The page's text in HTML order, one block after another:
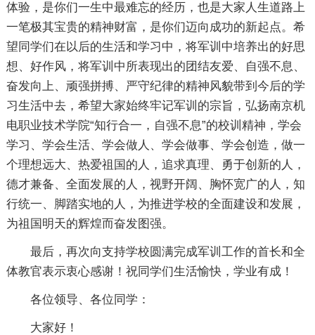
体验，是你们一生中最难忘的经历，也是大家人生道路上
一笔极其宝贵的精神财富，是你们迈向成功的新起点。希
望同学们在以后的生活和学习中，将军训中培养出的好思
想、好作风，将军训中所表现出的团结友爱、自强不息、
奋发向上、顽强拼搏、严守纪律的精神风貌带到今后的学
习生活中去，希望大家始终牢记军训的宗旨，弘扬南京机
电职业技术学院“知行合一，自强不息”的校训精神，学会
学习、学会生活、学会做人、学会做事、学会创造，做一
个理想远大、热爱祖国的人，追求真理、勇于创新的人，
德才兼备、全面发展的人，视野开阔、胸怀宽广的人，知
行统一、脚踏实地的人，为推进学校的全面建设和发展，
为祖国明天的辉煌而奋发图强。
最后，再次向支持学校圆满完成军训工作的首长和全
体教官表示衷心感谢！祝同学们生活愉快，学业有成！
各位领导、各位同学：
大家好！